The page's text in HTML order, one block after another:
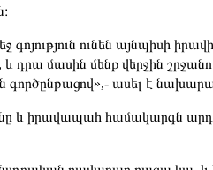
գոյություն ունեն այնպիսի
մասին մենք վերջին
ասել է
և իրավապահ համակարգն